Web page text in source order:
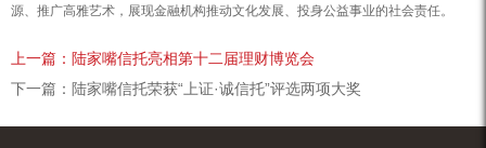
源、推广高雅艺术，展现金融机构推动文化发展、投身公益事业的社会责任。
上一篇：陆家嘴信托亮相第十二届理财博览会
下一篇：陆家嘴信托荣获“上证·诚信托”评选两项大奖